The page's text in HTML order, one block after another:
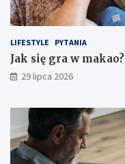
LIFESTYLE PYTANIA
Jak się gra w makao?
29 lipca 2026